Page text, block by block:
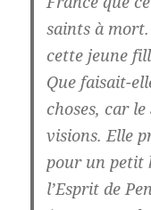
saints à
cette jeune
Que faisait-
choses, car
visions. Elle
pour un petit
l’Esprit de